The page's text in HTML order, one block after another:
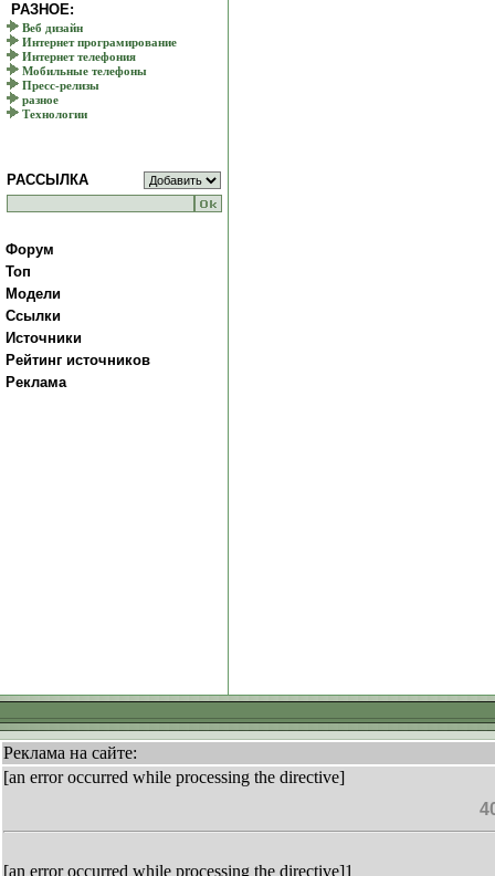
РАЗНОЕ:
Веб дизайн
Интернет програмирование
Интернет телефония
Мобильные телефоны
Пресс-релизы
разное
Технологии
РАССЫЛКА
Форум
Топ
Модели
Ссылки
Источники
Рейтинг источников
Реклама
Реклама на сайте:
[an error occurred while processing the directive]
[an error occurred while processing the directive]1